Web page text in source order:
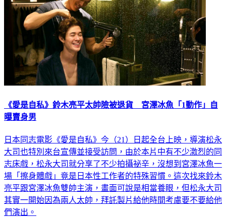
《愛是自私》鈴木亮平太帥險被退貨 宮澤冰魚「1動作」自
曝賣身男
日本同志電影《愛是自私》今（21）日起全台上映，導演松永
大司也特別來台宣傳並接受訪問，由於本片中有不少激烈的同
志床戲，松永大司就分享了不少拍攝祕辛，沒想到宮澤冰魚一
場「擦身體戲」竟是日本性工作者的特殊習慣。這次找來鈴木
亮平跟宮澤冰魚雙帥主演，畫面可說是相當養眼，但松永大司
其實一開始因為兩人太帥，拜託製片給他時間考慮要不要給他
們演出。